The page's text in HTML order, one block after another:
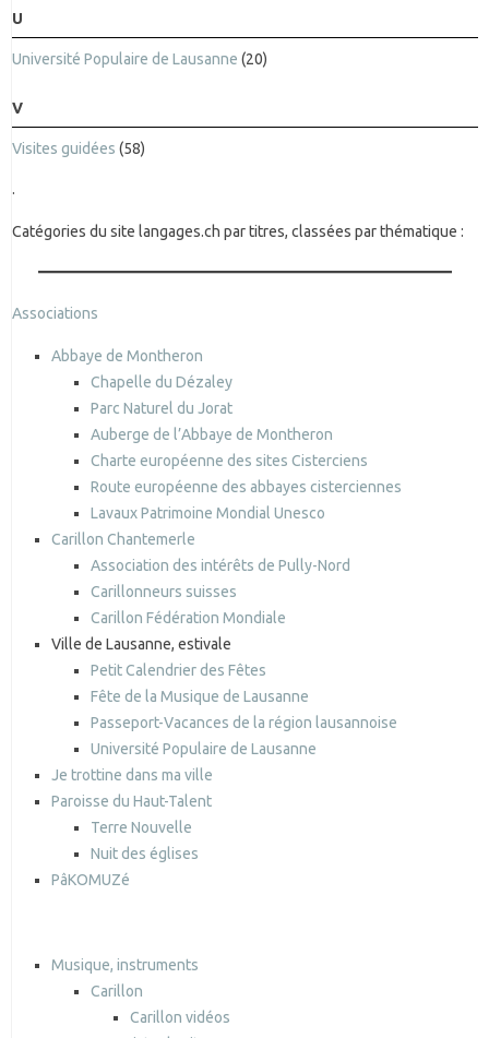
U
Université Populaire de Lausanne (20)
V
Visites guidées (58)
.
Catégories du site langages.ch par titres, classées par thématique :
Associations
Abbaye de Montheron
Chapelle du Dézaley
Parc Naturel du Jorat
Auberge de l’Abbaye de Montheron
Charte européenne des sites Cisterciens
Route européenne des abbayes cisterciennes
Lavaux Patrimoine Mondial Unesco
Carillon Chantemerle
Association des intérêts de Pully-Nord
Carillonneurs suisses
Carillon Fédération Mondiale
Ville de Lausanne, estivale
Petit Calendrier des Fêtes
Fête de la Musique de Lausanne
Passeport-Vacances de la région lausannoise
Université Populaire de Lausanne
Je trottine dans ma ville
Paroisse du Haut-Talent
Terre Nouvelle
Nuit des églises
PâKOMUZé
Musique, instruments
Carillon
Carillon vidéos